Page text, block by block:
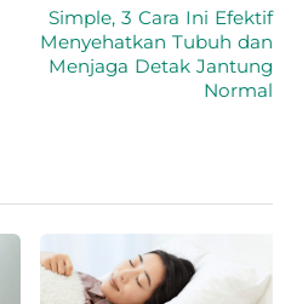
Simple, 3 Cara Ini Efektif
Menyehatkan Tubuh dan
Menjaga Detak Jantung
Normal